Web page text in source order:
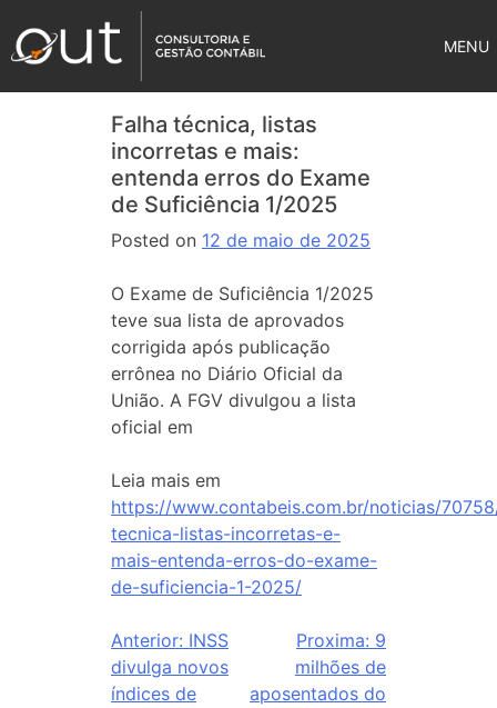
MENU
Falha técnica, listas
incorretas e mais:
entenda erros do Exame
de Suficiência 1/2025
Posted on 12 de maio de 2025
O Exame de Suficiência 1/2025
teve sua lista de aprovados
corrigida após publicação
errônea no Diário Oficial da
União. A FGV divulgou a lista
oficial em
Leia mais em
https://www.contabeis.com.br/noticias/
tecnica-listas-incorretas-e-
mais-entenda-erros-do-exame-
de-suficiencia-1-2025/
Anterior: INSS
divulga novos
índices de
Proxima: 9
milhões de
aposentados do